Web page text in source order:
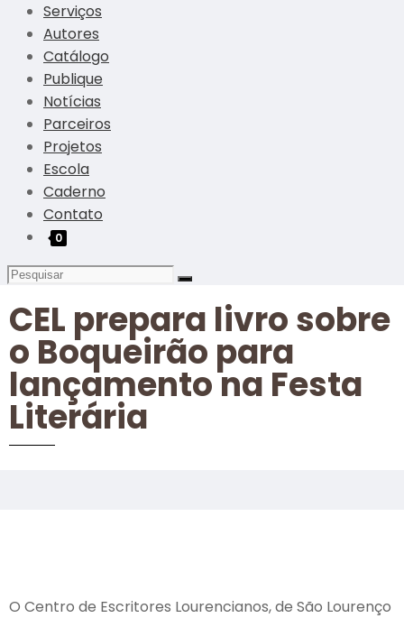
Serviços
Autores
Catálogo
Publique
Notícias
Parceiros
Projetos
Escola
Caderno
Contato
0
CEL prepara livro sobre
o Boqueirão para
lançamento na Festa
Literária
O Centro de Escritores Lourencianos, de São Lourenço